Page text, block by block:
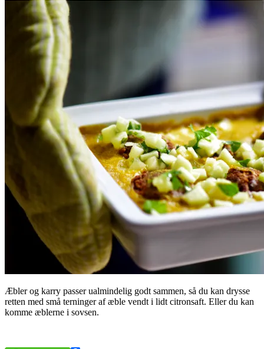
Æbler og karry passer ualmindelig godt sammen, så du kan drysse
retten med små terninger af æble vendt i lidt citronsaft. Eller du kan
komme æblerne i sovsen.